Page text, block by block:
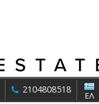
2104808518
ΕΛ